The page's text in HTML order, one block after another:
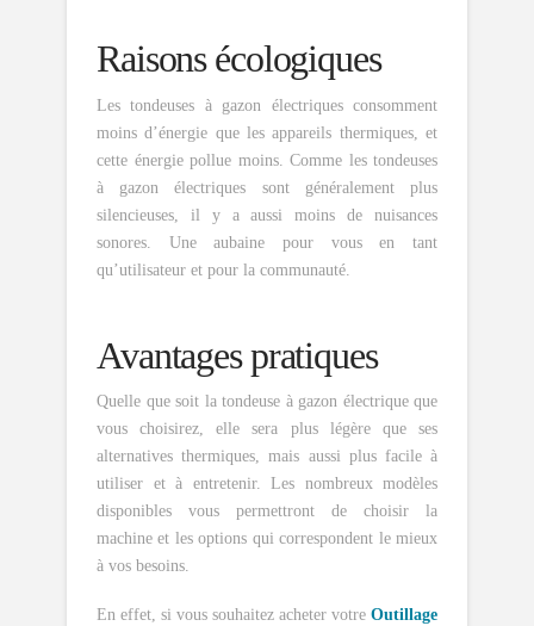
Raisons écologiques
Les tondeuses à gazon électriques consomment
moins d’énergie que les appareils thermiques, et
cette énergie pollue moins. Comme les tondeuses
à gazon électriques sont généralement plus
silencieuses, il y a aussi moins de nuisances
sonores. Une aubaine pour vous en tant
qu’utilisateur et pour la communauté.
Avantages pratiques
Quelle que soit la tondeuse à gazon électrique que
vous choisirez, elle sera plus légère que ses
alternatives thermiques, mais aussi plus facile à
utiliser et à entretenir. Les nombreux modèles
disponibles vous permettront de choisir la
machine et les options qui correspondent le mieux
à vos besoins.
En effet, si vous souhaitez acheter votre Outillage